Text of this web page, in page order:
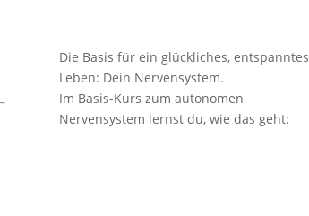
Die Basis für ein glückliches, entspanntes
Leben: Dein Nervensystem.
Im Basis-Kurs zum autonomen
Nervensystem lernst du, wie das geht: